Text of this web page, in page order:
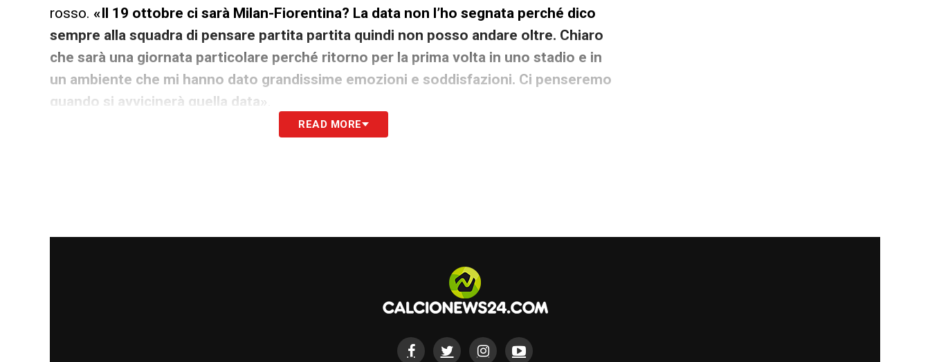
rosso. «Il 19 ottobre ci sarà Milan-Fiorentina? La data non l’ho segnata perché dico
sempre alla squadra di pensare partita partita quindi non posso andare oltre. Chiaro
che sarà una giornata particolare perché ritorno per la prima volta in uno stadio e in
un ambiente che mi hanno dato grandissime emozioni e soddisfazioni. Ci penseremo
quando si avvicinerà quella data»
Riflettendo sul trionfo in rossonero, ha sottolineato come la vittoria non abbia cambiato
Infine, Pioli ha offerto una visione più ampia del successo nel suo mestiere, andando
allenatore vincente sia solo quello che riesce a vincere lo scudetto. Gli allenatori
READ MORE